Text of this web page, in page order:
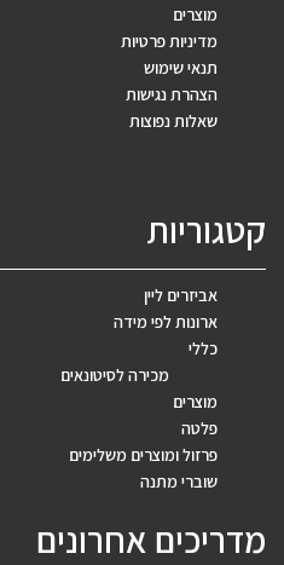
מוצרים
מדיניות פרטיות
תנאי שימוש
הצהרת נגישות
שאלות נפוצות
קטגוריות
אביזרים ליין
ארונות לפי מידה
כללי
מכירה לסיטונאים
מוצרים
פלטה
פרזול ומוצרים משלימים
שוברי מתנה
מדריכים אחרונים